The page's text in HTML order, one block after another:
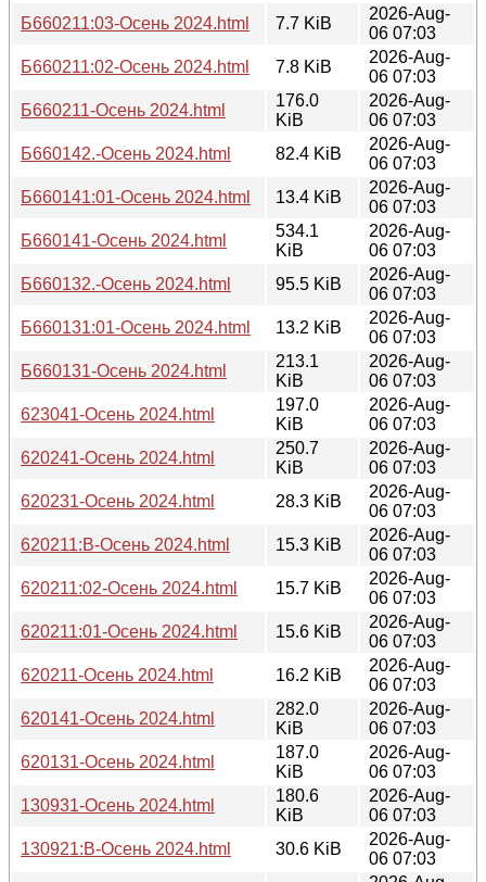
Б660211:03-Осень 2024.html
7.7 KiB
2026-Aug-
06 07:03
Б660211:02-Осень 2024.html
7.8 KiB
2026-Aug-
06 07:03
Б660211-Осень 2024.html
176.0
KiB
2026-Aug-
06 07:03
Б660142.-Осень 2024.html
82.4 KiB
2026-Aug-
06 07:03
Б660141:01-Осень 2024.html
13.4 KiB
2026-Aug-
06 07:03
Б660141-Осень 2024.html
534.1
KiB
2026-Aug-
06 07:03
Б660132.-Осень 2024.html
95.5 KiB
2026-Aug-
06 07:03
Б660131:01-Осень 2024.html
13.2 KiB
2026-Aug-
06 07:03
Б660131-Осень 2024.html
213.1
KiB
2026-Aug-
06 07:03
623041-Осень 2024.html
197.0
KiB
2026-Aug-
06 07:03
620241-Осень 2024.html
250.7
KiB
2026-Aug-
06 07:03
620231-Осень 2024.html
28.3 KiB
2026-Aug-
06 07:03
620211:В-Осень 2024.html
15.3 KiB
2026-Aug-
06 07:03
620211:02-Осень 2024.html
15.7 KiB
2026-Aug-
06 07:03
620211:01-Осень 2024.html
15.6 KiB
2026-Aug-
06 07:03
620211-Осень 2024.html
16.2 KiB
2026-Aug-
06 07:03
620141-Осень 2024.html
282.0
KiB
2026-Aug-
06 07:03
620131-Осень 2024.html
187.0
KiB
2026-Aug-
06 07:03
130931-Осень 2024.html
180.6
KiB
2026-Aug-
06 07:03
130921:В-Осень 2024.html
30.6 KiB
2026-Aug-
06 07:03